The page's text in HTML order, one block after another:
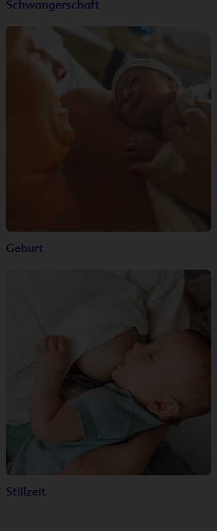
Schwangerschaft
Geburt
Stillzeit